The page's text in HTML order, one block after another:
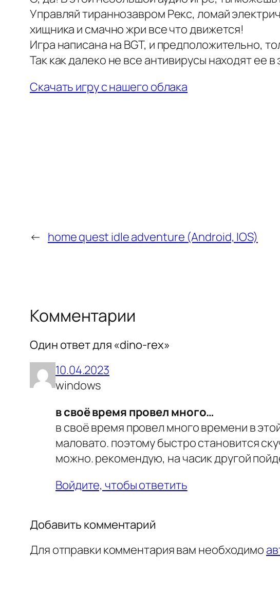
Управляй тираннозавром Рекс, ломай
хищника и смачно жри все что движется!
Игра написана на BGT, и предположительно,
Так как далеко не все антивирусы находят ее в
Скачать игру с нашего облака
← home quest idle adventure (Android, IOS)
Комментарии
Один ответ для «dino-rex»
10.04.2023
windows
в своё время провел много…
в своё время провел много времени в
маловато. поэтому быстро становится
можно. рекомендую, на часик другой
Войдите, чтобы ответить
Добавить комментарий
Для отправки комментария вам необходимо